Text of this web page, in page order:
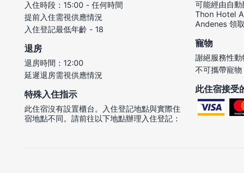
入住時段：15:00 - 任何時間
提前入住需視供應情況
入住登記最低年齡 - 18
退房
退房時間：12:00
延遲退房需視供應情況
特殊入住指示
此住宿沒有設置櫃台。入住登記地點與實際住
宿地點不同。請前往以下地點辦理入住登記：
可能經由自
Thon Hotel
Andenes 領
寵物
謝絕服務性動
不可攜帶寵物
此住宿接受